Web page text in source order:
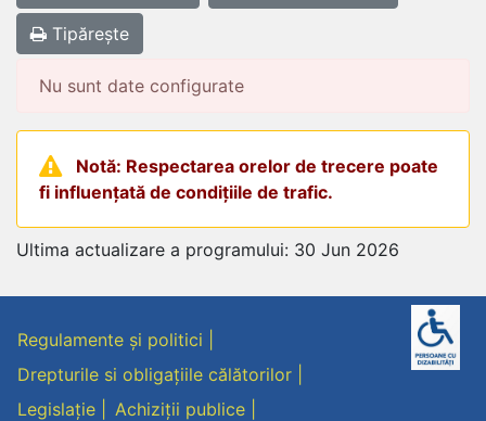
Tipărește
Nu sunt date configurate
Notă: Respectarea orelor de trecere poate
fi influențată de condițiile de trafic.
Ultima actualizare a programului: 30 Jun 2026
Regulamente și politici
Drepturile si obligațiile călătorilor
Legislație
Achiziții publice